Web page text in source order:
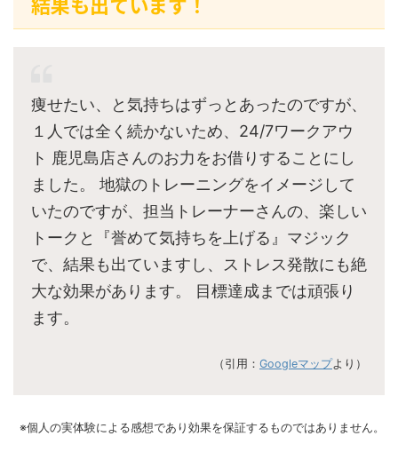
痩せたい、と気持ちはずっとあったのですが、
１人では全く続かないため、24/7ワークアウ
ト 鹿児島店さんのお力をお借りすることにし
ました。 地獄のトレーニングをイメージして
いたのですが、担当トレーナーさんの、楽しい
トークと『誉めて気持ちを上げる』マジック
で、結果も出ていますし、ストレス発散にも絶
大な効果があります。 目標達成までは頑張り
ます。
（引用： Googleマップより）
※個人の実体験による感想であり効果を保証するものではありません。